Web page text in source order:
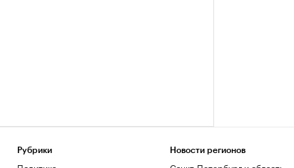
Рубрики Новости регионов